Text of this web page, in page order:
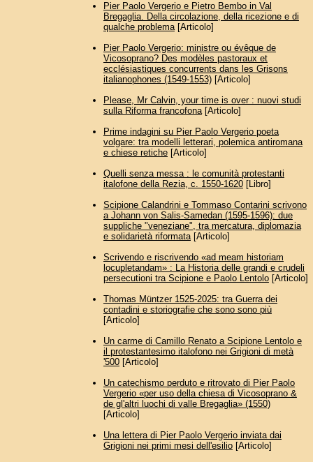
Pier Paolo Vergerio e Pietro Bembo in Val
Bregaglia. Della circolazione, della ricezione e di
qualche problema[Articolo]
Pier Paolo Vergerio: ministre ou évêque de
Vicosoprano? Des modèles pastoraux et
ecclésiastiques concurrents dans les Grisons
italianophones (1549-1553)[Articolo]
Please, Mr Calvin, your time is over : nuovi studi
sulla Riforma francofona[Articolo]
Prime indagini su Pier Paolo Vergerio poeta
volgare: tra modelli letterari, polemica antiromana
e chiese retiche[Articolo]
Quelli senza messa : le comunità protestanti
italofone della Rezia, c. 1550-1620[Libro]
Scipione Calandrini e Tommaso Contarini scrivono
a Johann von Salis-Samedan (1595-1596): due
suppliche "veneziane", tra mercatura, diplomazia
e solidarietà riformata[Articolo]
Scrivendo e riscrivendo «ad meam historiam
locupletandam» : La Historia delle grandi e crudeli
persecutioni tra Scipione e Paolo Lentolo[Articolo]
Thomas Müntzer 1525-2025: tra Guerra dei
contadini e storiografie che sono sono più
[Articolo]
Un carme di Camillo Renato a Scipione Lentolo e
il protestantesimo italofono nei Grigioni di metà
'500[Articolo]
Un catechismo perduto e ritrovato di Pier Paolo
Vergerio «per uso della chiesa di Vicosoprano &
de gl'altri luochi di valle Bregaglia» (1550)
[Articolo]
Una lettera di Pier Paolo Vergerio inviata dai
Grigioni nei primi mesi dell'esilio[Articolo]